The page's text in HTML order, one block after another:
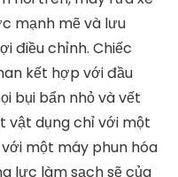
mạnh mẽ và lưu
điều chỉnh. Chiếc
kết hợp với đầu
bụi bẩn nhỏ và vết
vật dụng chỉ với một
một máy phun hóa
lực làm sạch sẽ của